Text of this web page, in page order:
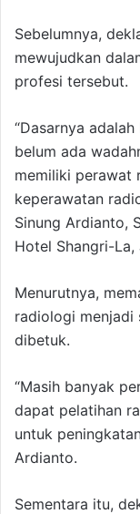
Sebelumnya,
mewujudkan
profesi tersebut.
“Dasarnya
belum ada
memiliki perawat
keperawatan
Sinung Ardianto,
Hotel Shangri-
Menurutnya,
radiologi menjadi
dibetuk.
“Masih banyak
dapat pelatihan
untuk
Ardianto.
Sementara itu,